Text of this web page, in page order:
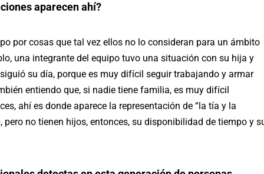
aparecen ahí?
por cosas que tal vez ellos no lo consideran para un ámbito
una integrante del equipo tuvo una situación con su hija y
su día, porque es muy difícil seguir trabajando y armar
entiendo que, si nadie tiene familia, es muy difícil
ahí es donde aparece la representación de “la tía y la
no tienen hijos, entonces, su disponibilidad de tiempo y